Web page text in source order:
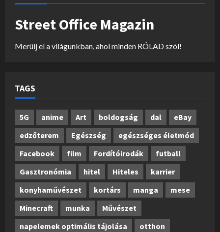
Street Office Magazin
Merülj el a világunkban, ahol minden RÓLAD szól!
TAGS
5G anime Art boldogság dal
eBay
edzőterem
Egészség
egészséges életmód
Facebook
film Fordítóirodák
futball
Gasztronómia
hitel Hiteles
karrier
konyhaművészet
kortárs manga
mese
Minecraft
munka
Művészet
napelemek optimális tájolása
otthon